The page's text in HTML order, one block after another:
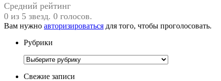
Средний рейтинг
0 из 5 звезд. 0 голосов.
Вам нужно авторизироваться для того, чтобы проголосовать.
Рубрики
Рубрики
Свежие записи